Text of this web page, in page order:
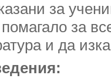
за
за
и да